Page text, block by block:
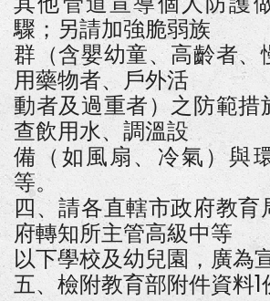
驟；另請加強脆弱族
群（含嬰幼童、高齡者、
用藥物者、戶外活
動者及過重者）之防範措
查飲用水、調溫設
備（如風扇、冷氣）與
等。
四、請各直轄市政府教育
府轉知所主管高級中等
以下學校及幼兒園，廣為
五、檢附教育部附件資料1